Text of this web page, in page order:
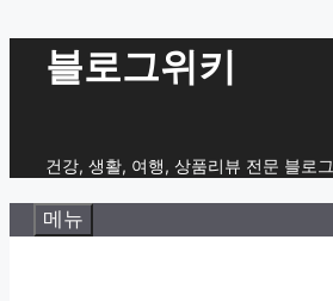
블로그위키
건강, 생활, 여행, 상품리뷰 전문 블로그
메뉴